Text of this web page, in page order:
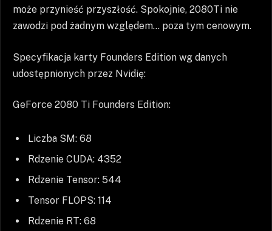
może przynieść przyszłość. Spokojnie, 2080Ti nie
zawodzi pod żadnym względem… poza tym cenowym.
Specyfikacja karty Founders Edition wg danych
udostępnionych przez Nvidię:
GeForce 2080 Ti Founders Edition:
Liczba SM: 68
Rdzenie CUDA: 4352
Rdzenie Tensor: 544
Tensor FLOPS: 114
Rdzenie RT: 68